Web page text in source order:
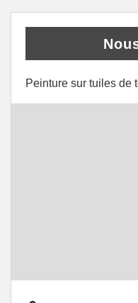
Peinture sur tuiles de